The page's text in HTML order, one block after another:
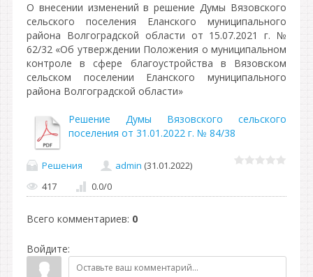
О внесении изменений в решение Думы Вязовского
сельского поселения Еланского муниципального
района Волгоградской области от 15.07.2021 г. №
62/32 «Об утверждении Положения о муниципальном
контроле в сфере благоустройства в Вязовском
сельском поселении Еланского муниципального
района Волгоградской области»
Решение Думы Вязовского сельского
поселения от 31.01.2022 г. № 84/38
Решения admin (31.01.2022)
417
0.0/0
Всего комментариев: 0
Войдите: